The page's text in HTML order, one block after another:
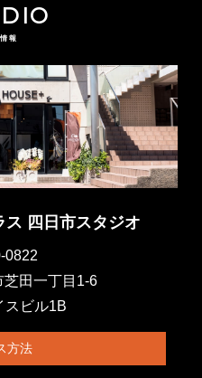
報
ス 四日市スタジオ
0822
芝田一丁目1-6
スビル1B
方法